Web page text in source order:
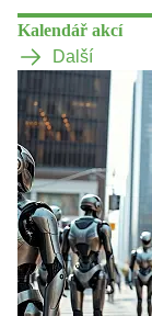
Kalendář akcí
Další